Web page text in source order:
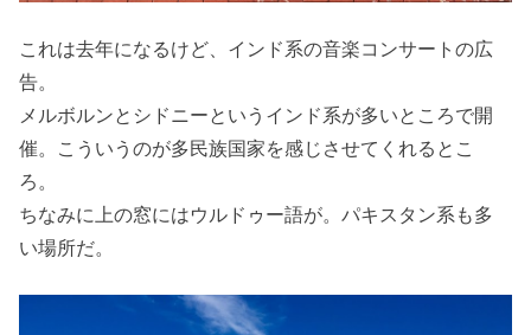
これは去年になるけど、インド系の音楽コンサートの広
告。
メルボルンとシドニーというインド系が多いところで開
催。こういうのが多民族国家を感じさせてくれるとこ
ろ。
ちなみに上の窓にはウルドゥー語が。パキスタン系も多
い場所だ。